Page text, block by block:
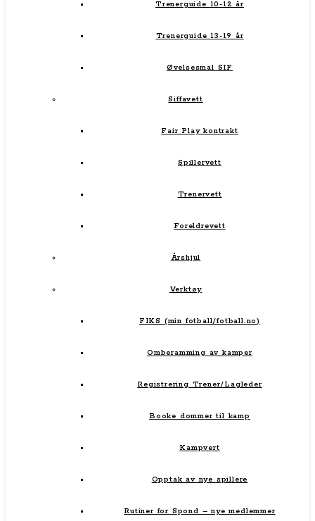
Trenerguide 10-12 år
Trenerguide 13-19 år
Øvelsesmal SIF
Siffavett
Fair Play kontrakt
Spillervett
Trenervett
Foreldrevett
Årshjul
Verktøy
FIKS (min fotball/fotball.no)
Omberamming av kamper
Registrering Trener/Lagleder
Booke dommer til kamp
Kampvert
Opptak av nye spillere
Rutiner for Spond – nye medlemmer